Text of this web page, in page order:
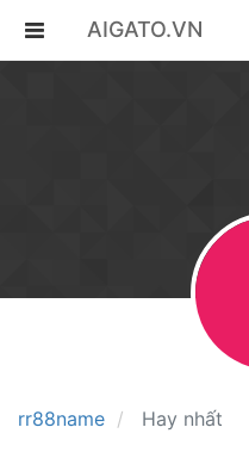
AIGATO.VN
rr88name Hay nhất